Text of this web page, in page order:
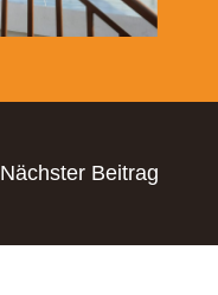
Nächster Beitrag